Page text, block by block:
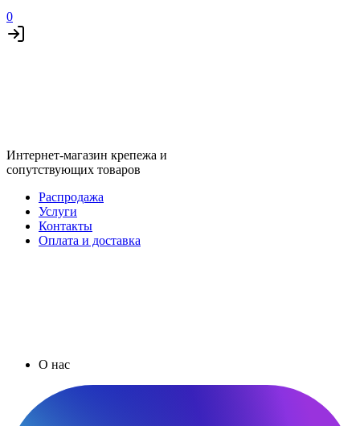
0
Интернет-магазин крепежа и
сопутствующих товаров
Распродажа
Услуги
Контакты
Оплата и доставка
О нас